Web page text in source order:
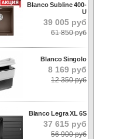
Blanco Subline 400-
U
39 005 руб
61 850 руб
Blanco Singolo
8 169 руб
12 350 руб
Blanco Legra XL 6S
37 615 руб
56 900 руб